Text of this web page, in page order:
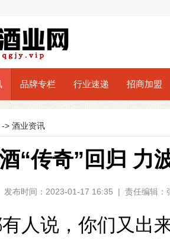
品牌专栏 行业速递 招商加盟
-> 酒业资讯
“传奇”回归 力
发布时间：2023-01-17 16:35 | 责任编辑
有人说，你们又出